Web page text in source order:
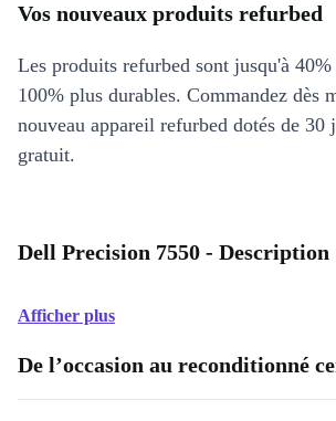
Vos nouveaux produits refurbed
Les produits refurbed sont jusqu'à
100% plus durables. Commandez dès
nouveau appareil refurbed dotés de 30
gratuit.
Dell Precision 7550 - Description
Afficher plus
De l’occasion au reconditionné